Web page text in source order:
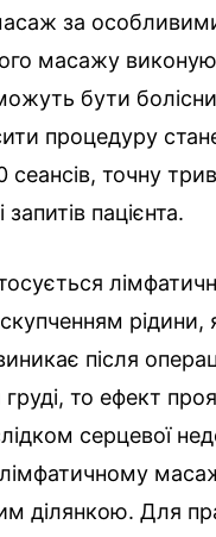
за
масажу
бути
процедуру
точну
пацієнта.
рідини,
після
груді, то ефект
серцевої
лімфатичному
ділянкою. Для